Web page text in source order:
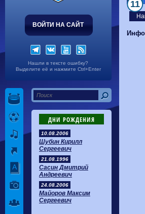
ВОЙТИ НА САЙТ
Нашли в тексте ошибку?
Выделите её и нажмите Ctrl+Enter
ДНИ РОЖДЕНИЯ
10.08.2006
Шубин Кирилл
Сергеевич
21.08.1996
Сасин Дмитрий
Андреевич
24.08.2006
Майоров Максим
Сергеевич
11